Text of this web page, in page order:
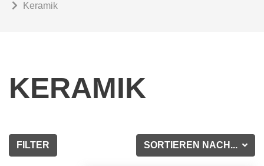
Keramik
KERAMIK
SORTIEREN NACH...
FILTER